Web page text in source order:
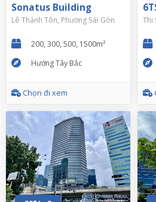
Sonatus Building
Lê Thánh Tôn, Phường Sài Gòn
200, 300, 500, 1500m²
Hướng Tây Bắc
Chọn đi xem
Thi